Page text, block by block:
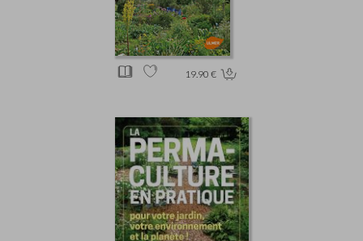
19.90 €